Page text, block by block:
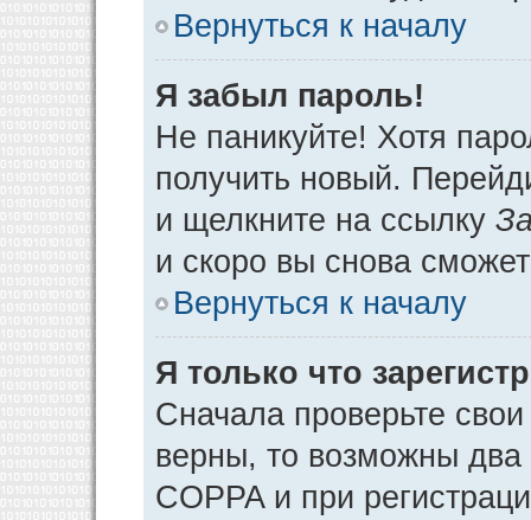
Вернуться к началу
Я забыл пароль!
Не паникуйте! Хотя
получить новый.
и щелкните на ссылку
и скоро вы снова
Вернуться к началу
Я только что
Сначала проверьте
верны, то возможны
COPPA и при